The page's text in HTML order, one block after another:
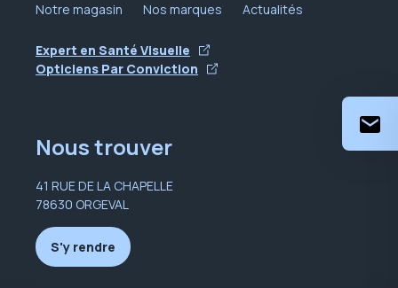
Notre magasin Nos marques Actualités
Expert en Santé Visuelle
Opticiens Par Conviction
Nous trouver
41 RUE DE LA CHAPELLE
78630 ORGEVAL
S'y rendre